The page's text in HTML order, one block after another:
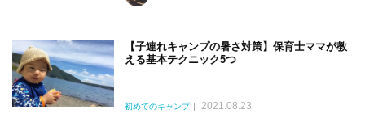
【子連れキャンプの暑さ対策】保育士ママが教
える基本テクニック5つ
初めてのキャンプ
2021.08.23